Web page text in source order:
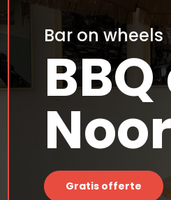
Bar on wheels
Gratis offerte